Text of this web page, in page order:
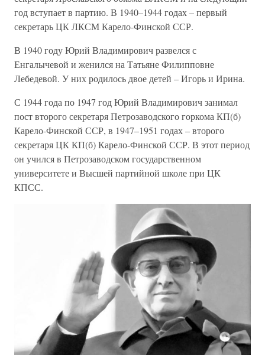
год вступает в партию. В 1940–1944 годах – первый
секретарь ЦК ЛКСМ Карело-Финской ССР.
В 1940 году Юрий Владимирович развелся с
Енгалычевой и женился на Татьяне Филипповне
Лебедевой. У них родилось двое детей – Игорь и Ирина.
С 1944 года по 1947 год Юрий Владимирович занимал
пост второго секретаря Петрозаводского горкома КП(б)
Карело-Финской ССР, в 1947–1951 годах – второго
секретаря ЦК КП(б) Карело-Финской ССР. В этот период
он учился в Петрозаводском государственном
университете и Высшей партийной школе при ЦК
КПСС.